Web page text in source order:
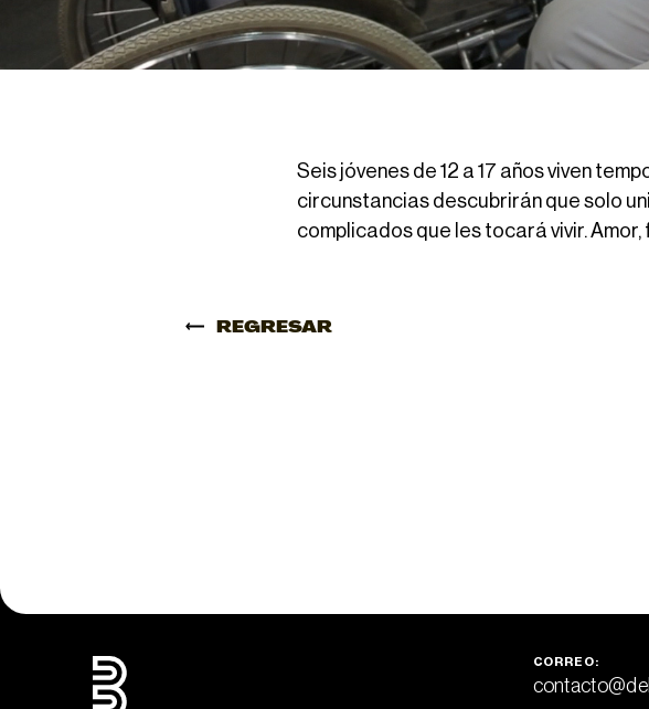
Seis jóvenes de 12 a 17 años viven
circunstancias descubrirán que solo
complicados que les tocará vivir. Amor,
REGRESAR
CORREO: